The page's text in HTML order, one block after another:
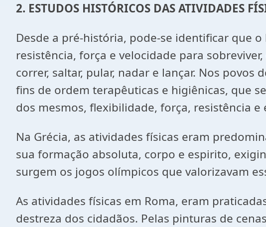
2. ESTUDOS HISTÓRICOS DAS ATIVIDADES
Desde a pré-história, pode-se identificar que
resistência, força e velocidade para
correr, saltar, pular, nadar e lançar. Nos
fins de ordem terapêuticas e higiênicas, que
dos mesmos, flexibilidade, força, resistência e
Na Grécia, as atividades físicas eram
sua formação absoluta, corpo e espirito,
surgem os jogos olímpicos que valorizavam
As atividades físicas em Roma, eram
destreza dos cidadãos. Pelas pinturas de